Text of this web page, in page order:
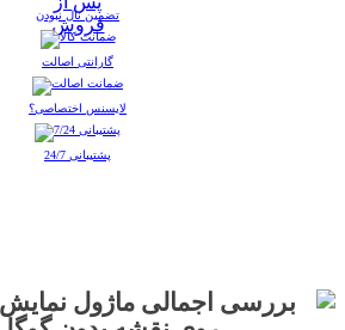
تضمین نال نبودن
گارانتی اصالت
لایسنس اختصاصی؟
پشتیبانی 24/7